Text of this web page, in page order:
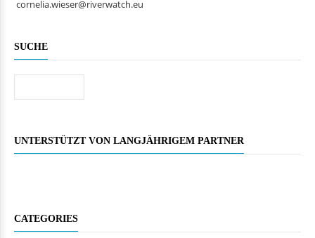
cornelia.wieser@riverwatch.eu
SUCHE
UNTERSTÜTZT VON LANGJÄHRIGEM PARTNER
CATEGORIES